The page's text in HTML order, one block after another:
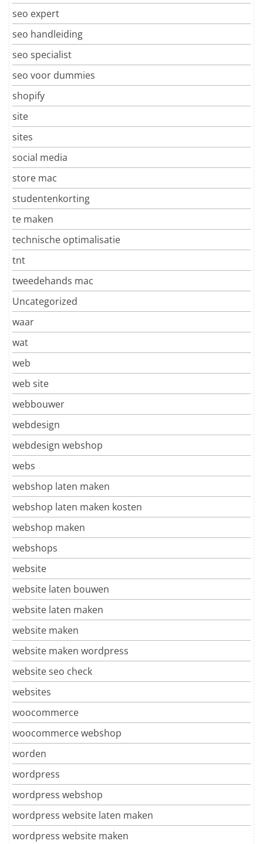
seo expert
seo handleiding
seo specialist
seo voor dummies
shopify
site
sites
social media
store mac
studentenkorting
te maken
technische optimalisatie
tnt
tweedehands mac
Uncategorized
waar
wat
web
web site
webbouwer
webdesign
webdesign webshop
webs
webshop laten maken
webshop laten maken kosten
webshop maken
webshops
website
website laten bouwen
website laten maken
website maken
website maken wordpress
website seo check
websites
woocommerce
woocommerce webshop
worden
wordpress
wordpress webshop
wordpress website laten maken
wordpress website maken